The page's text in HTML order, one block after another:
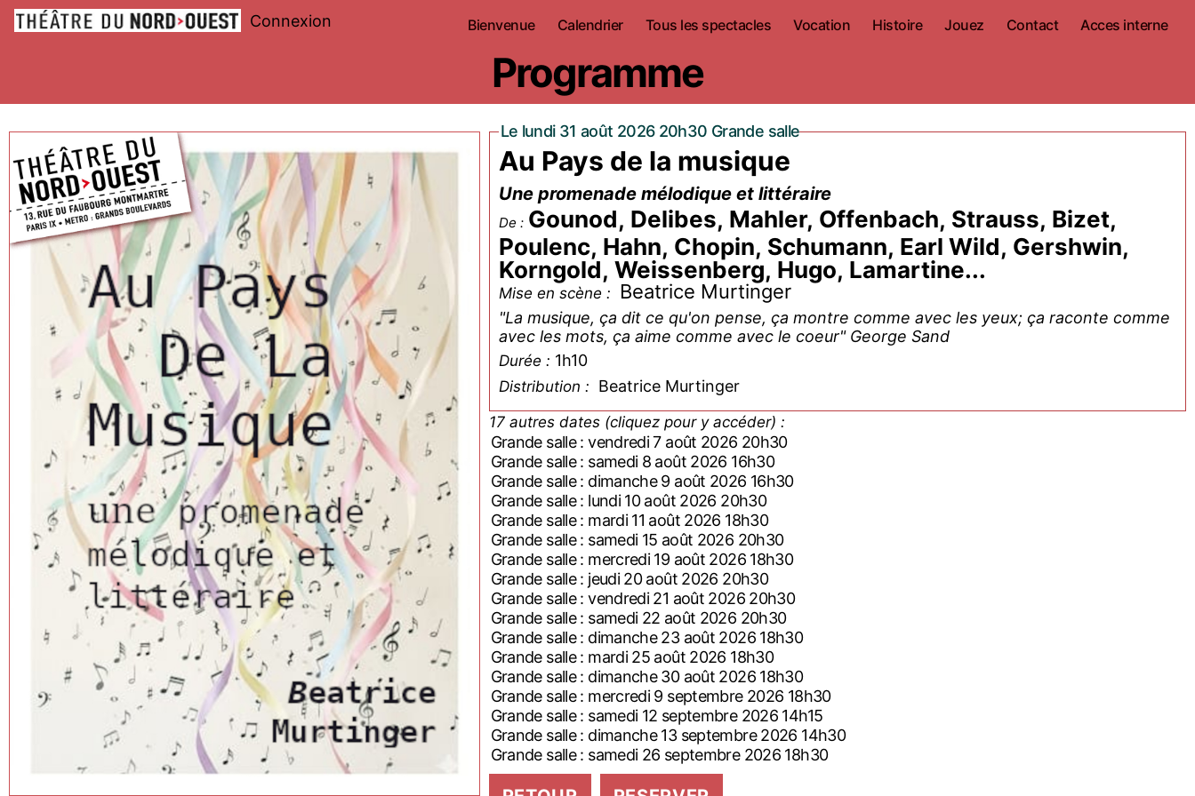
Connexion Bienvenue Calendrier Tous les spectacles Vocation Histoire Jouez Contact Acces interne
Programme
Le lundi 31 août 2026 20h30 Grande salle
Au Pays de la musique
Une promenade mélodique et littéraire
De : Gounod, Delibes, Mahler, Offenbach, Strauss, Bizet,
Poulenc, Hahn, Chopin, Schumann, Earl Wild, Gershwin,
Korngold, Weissenberg, Hugo, Lamartine...
Mise en scène : Beatrice Murtinger
"La musique, ça dit ce qu'on pense, ça montre comme avec les yeux; ça raconte comme
avec les mots, ça aime comme avec le coeur" George Sand
Durée : 1h10
Distribution : Beatrice Murtinger
17 autres dates (cliquez pour y accéder) :
Grande salle : vendredi 7 août 2026 20h30
Grande salle : samedi 8 août 2026 16h30
Grande salle : dimanche 9 août 2026 16h30
Grande salle : lundi 10 août 2026 20h30
Grande salle : mardi 11 août 2026 18h30
Grande salle : samedi 15 août 2026 20h30
Grande salle : mercredi 19 août 2026 18h30
Grande salle : jeudi 20 août 2026 20h30
Grande salle : vendredi 21 août 2026 20h30
Grande salle : samedi 22 août 2026 20h30
Grande salle : dimanche 23 août 2026 18h30
Grande salle : mardi 25 août 2026 18h30
Grande salle : dimanche 30 août 2026 18h30
Grande salle : mercredi 9 septembre 2026 18h30
Grande salle : samedi 12 septembre 2026 14h15
Grande salle : dimanche 13 septembre 2026 14h30
Grande salle : samedi 26 septembre 2026 18h30